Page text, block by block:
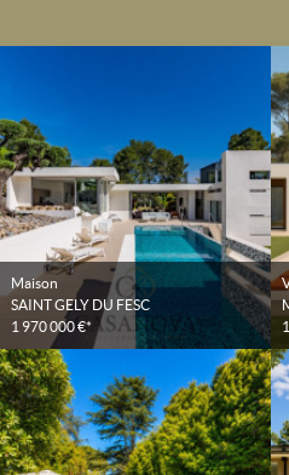
Maison
SAINT GELY DU FESC
1 970 000 €*